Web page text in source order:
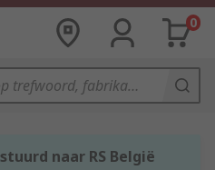
0
naar RS België